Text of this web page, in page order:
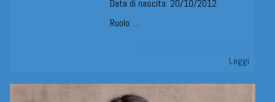
Data di nascita: 20/10/2012
Ruolo: ...
Leggi